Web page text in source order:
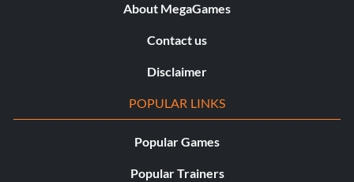
About MegaGames
Contact us
Disclaimer
POPULAR LINKS
Popular Games
Popular Trainers